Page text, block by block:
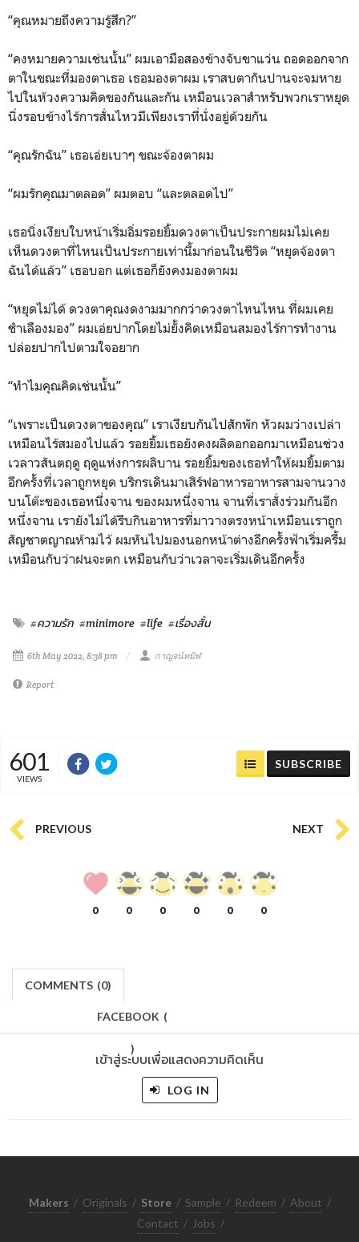
“คุณหมายถึงความรู้สึก?”
“คงหมายความเช่นนั้น” ผมเอามือสองข้างจับขาแว่น ถอดออกจาก
ตาในขณะที่มองตาเธอ เธอมองตาผม เราสบตากันปานจะจมหาย
ไปในห้วงความคิดของกันและกัน เหมือนเวลาสำหรับพวกเราหยุด
นิ่งรอบข้างไร้การสั่นไหวมีเพียงเราที่นั่งอยู่ด้วยกัน
“คุณรักฉัน” เธอเอ่ยเบาๆ ขณะจ้องตาผม
“ผมรักคุณมาตลอด” ผมตอบ “และตลอดไป”
เธอนิ่งเงียบใบหน้าเริ่มอิ่มรอยยิ้มดวงตาเป็นประกายผมไม่เคย
เห็นดวงตาที่ไหนเป็นประกายเท่านี้มาก่อนในชีวิต “หยุดจ้องตา
ฉันได้แล้ว” เธอบอก แต่เธอก็ยังคงมองตาผม
“หยุดไม่ได้ ดวงตาคุณงดงามมากกว่าดวงตาไหนไหน ที่ผมเคย
ชำเลืองมอง” ผมเอ่ยปากโดยไม่ยั้งคิดเหมือนสมองไร้การทำงาน
ปล่อยปากไปตามใจอยาก
“ทำไมคุณคิดเช่นนั้น”
“เพราะเป็นดวงตาของคุณ” เราเงียบกันไปสักพัก หัวผมว่างเปล่า
เหมือนไร้สมองไปแล้ว รอยยิ้มเธอยังคงผลิดอกออกมาเหมือนช่วง
เวลาวสันตฤดู ฤดูแห่งการผลิบาน รอยยิ้มของเธอทำให้ผมยิ้มตาม
อีกครั้งที่เวลาถูกหยุด บริกรเดินมาเสิร์ฟอาหารอาหารสามจานวาง
บนโต๊ะของเธอหนึ่งจาน ของผมหนึ่งจาน จานที่เราสั่งร่วมกันอีก
หนึ่งจาน เรายังไม่ได้รีบกินอาหารที่มาวางตรงหน้าเหมือนเราถูก
สัญชาตญาณห้ามไว้ ผมหันไปมองนอกหน้าต่างอีกครั้งฟ้าเริ่มครึ้ม
เหมือนกับว่าฝนจะตก เหมือนกับว่าเวลาจะเริ่มเดินอีกครั้ง
#ความรัก #minimore #life #เรื่องสั้น
6th May 2022, 8:38 pm กาญจน์ทมิฬ
Report
601
VIEWS
SUBSCRIBE
PREVIOUS NEXT
0 0 0 0 0 0
COMMENTS (0)
FACEBOOK (
)
เข้าสู่ระบบเพื่อแสดงความคิดเห็น
LOG IN
Makers / Originals / Store / Sample / Redeem / About /
Contact / Jobs /